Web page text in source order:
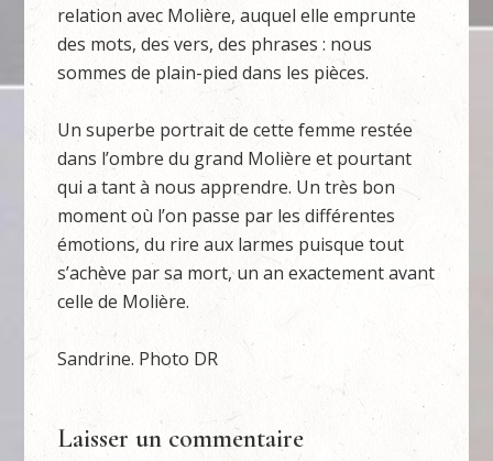
relation avec Molière, auquel elle emprunte
des mots, des vers, des phrases : nous
sommes de plain-pied dans les pièces.
Un superbe portrait de cette femme restée
dans l’ombre du grand Molière et pourtant
qui a tant à nous apprendre. Un très bon
moment où l’on passe par les différentes
émotions, du rire aux larmes puisque tout
s’achève par sa mort, un an exactement avant
celle de Molière.
Sandrine. Photo DR
Laisser un commentaire